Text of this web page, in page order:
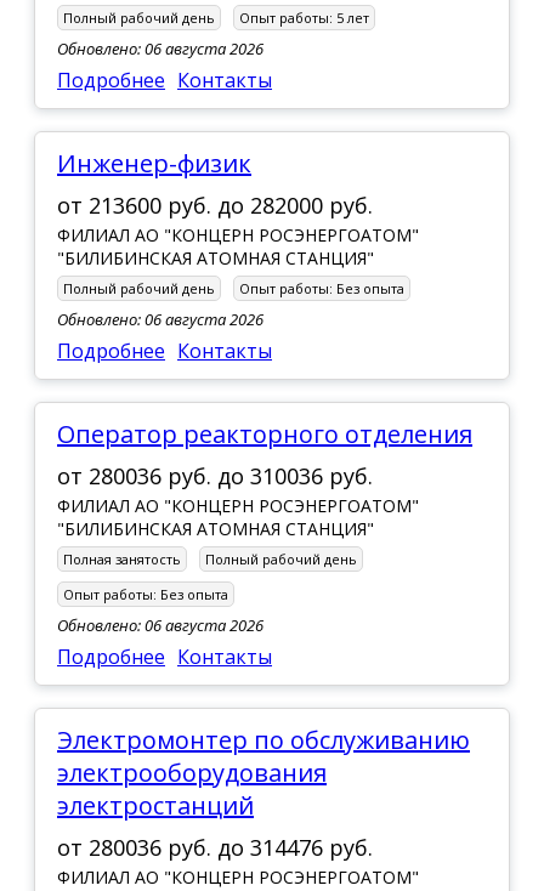
Полный рабочий день Опыт работы: 5 лет
Обновлено: 06 августа 2026
Подробнее Контакты
Инженер-физик
от 213600 руб. до 282000 руб.
ФИЛИАЛ АО "КОНЦЕРН РОСЭНЕРГОАТОМ"
"БИЛИБИНСКАЯ АТОМНАЯ СТАНЦИЯ"
Полный рабочий день Опыт работы: Без опыта
Обновлено: 06 августа 2026
Подробнее Контакты
Оператор реакторного отделения
от 280036 руб. до 310036 руб.
ФИЛИАЛ АО "КОНЦЕРН РОСЭНЕРГОАТОМ"
"БИЛИБИНСКАЯ АТОМНАЯ СТАНЦИЯ"
Полная занятость
Полный рабочий день
Опыт работы: Без опыта
Обновлено: 06 августа 2026
Подробнее Контакты
Электромонтер по обслуживанию
электрооборудования
электростанций
от 280036 руб. до 314476 руб.
ФИЛИАЛ АО "КОНЦЕРН РОСЭНЕРГОАТОМ"